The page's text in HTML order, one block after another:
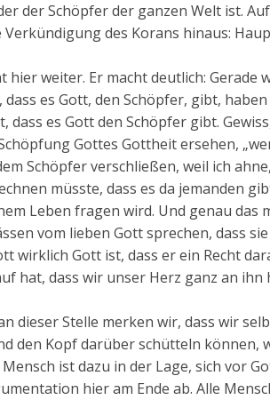
der Schöpfer der ganzen Welt ist.
Verkündigung des Korans hinaus:
hier weiter. Er macht deutlich:
es Gott, den Schöpfer, gibt,
dass es Gott den Schöpfer gibt.
Gottes Gottheit ersehen,
Schöpfer verschließen, weil ich
müsste, dass es da jemanden
Leben fragen wird. Und genau das
vom lieben Gott sprechen, dass
wirklich Gott ist, dass er ein Recht
hat, dass wir unser Herz ganz an
dieser Stelle merken wir, dass wir
den Kopf darüber schütteln können,
ist dazu in der Lage, sich vor
hier am Ende ab. Alle